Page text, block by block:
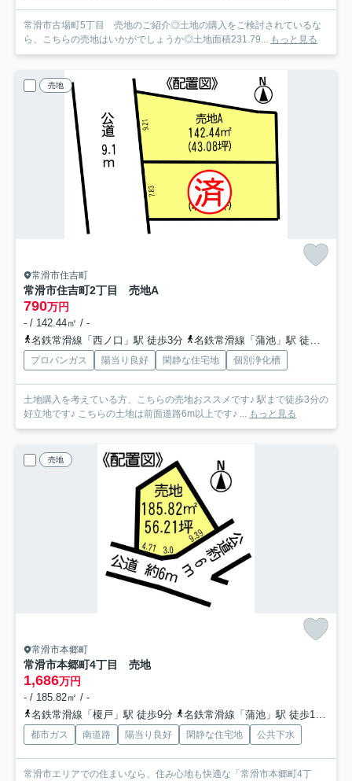
常滑市古場町5丁目 売地のご紹介◎土地の購入をご検討されているな
ら、こちらの売地はいかがでしょうか◎土地面積231.79...
もっと見る
売地
常滑市住吉町
常滑市住吉町2丁目 売地A
790万円
- / 142.44㎡ / -
名鉄常滑線「西ノ口」駅 徒歩3分
名鉄常滑線「蒲池」駅 徒歩13分
プロパンガス 陽当り良好 閑静な住宅地 個別浄化槽
土地購入を考えている方、こちらの売地おススメです♪ 駅まで徒歩3分の
好立地です♪ こちらの土地は前面道路6m以上です♪ ...
もっと見る
売地
常滑市本郷町
常滑市本郷町4丁目 売地
1,686万円
- / 185.82㎡ / -
名鉄常滑線「榎戸」駅 徒歩9分
名鉄常滑線「蒲池」駅 徒歩19分
都市ガス 南道路 陽当り良好 閑静な住宅地 公共下水
常滑市エリアでの住まいなら、住み心地も快適な「常滑市本郷町4丁